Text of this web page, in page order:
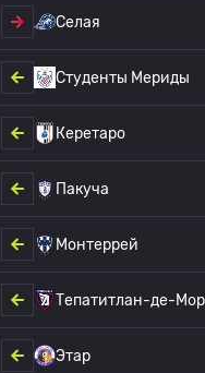
Селая
Студенты Мериды
Керетаро
Пакуча
Монтеррей
Тепатитлан-де-
Этар